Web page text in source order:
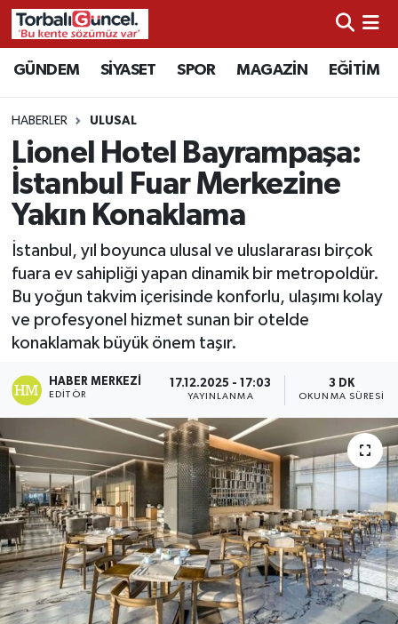
GÜNDEM SİYASET SPOR MAGAZİN EĞİTİM
HABERLER ULUSAL
Lionel Hotel Bayrampaşa:
İstanbul Fuar Merkezine
Yakın Konaklama
İstanbul, yıl boyunca ulusal ve uluslararası birçok
fuara ev sahipliği yapan dinamik bir metropoldür.
Bu yoğun takvim içerisinde konforlu, ulaşımı kolay
ve profesyonel hizmet sunan bir otelde
konaklamak büyük önem taşır.
HABER MERKEZI
EDITÖR
17.12.2025 - 17:03
YAYINLANMA
3 DK
OKUNMA SÜRESI
İzmir Nöbetçi Eczaneler
İzmir Hava Durumu
İzmir Namaz Vakitleri
İzmir Trafik Yoğunluk Haritası
Süper Lig Puan Durumu ve Fikstür
Tüm Manşetler
Son Dakika Haberleri
Haber Arşivi